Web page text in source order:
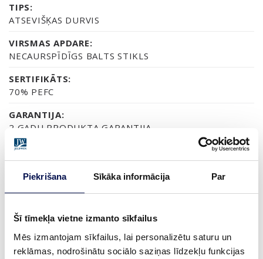
Piekrišana Sīkāka informācija Par
Šī tīmekļa vietne izmanto sīkfailus
Mēs izmantojam sīkfailus, lai personalizētu saturu un
reklāmas, nodrošinātu sociālo saziņas līdzekļu funkcijas
TIPS:
ATSEVIŠĶAS DURVIS
VIRSMAS APDARE:
NECAURSPĪDĪGS BALTS STIKLS
SERTIFIKĀTS:
70% PEFC
GARANTIJA:
2 GADU PRODUKTA GARANTIJA
APDARE (3)
NCS S0502-YNEAPSTRĀDĀTATERMISKI APSTRĀDĀTA APSES
IZMĒRS